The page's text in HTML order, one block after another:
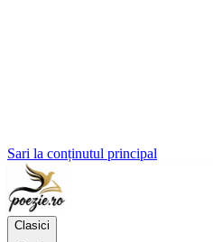
Sari la conținutul principal
Clasici